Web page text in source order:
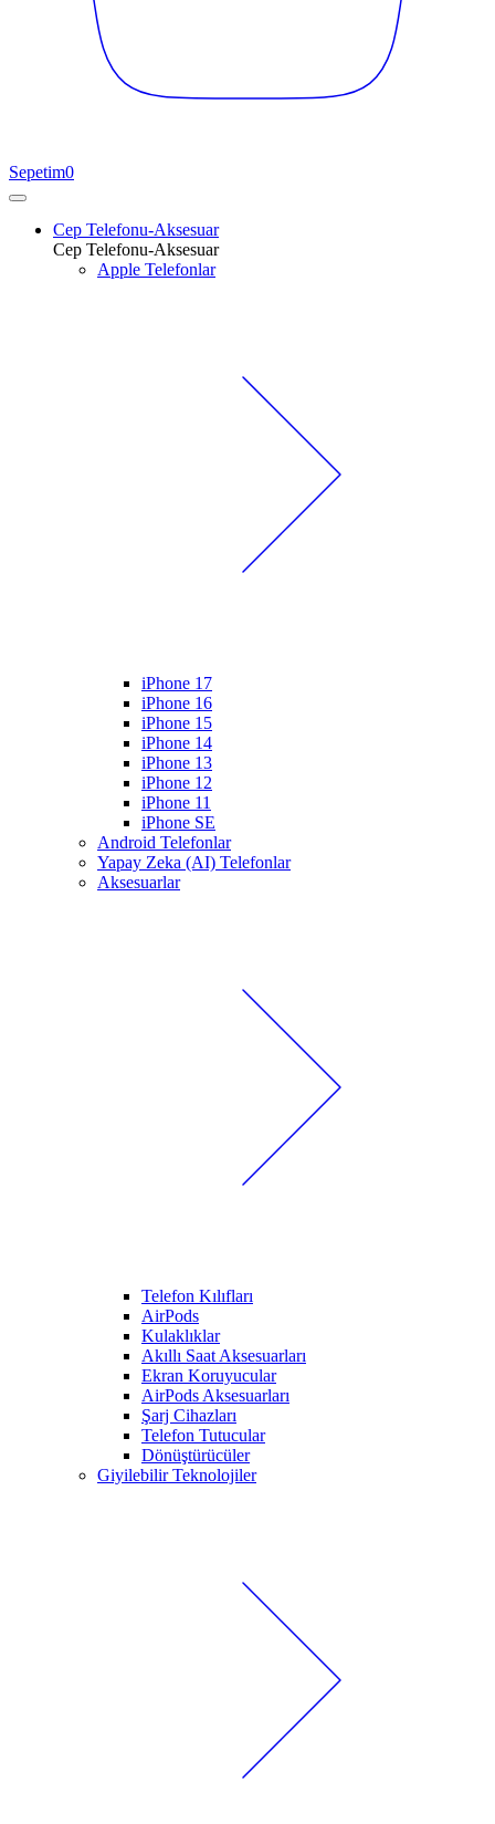
Sepetim0
Cep Telefonu-Aksesuar
Cep Telefonu-Aksesuar
Apple Telefonlar
iPhone 17
iPhone 16
iPhone 15
iPhone 14
iPhone 13
iPhone 12
iPhone 11
iPhone SE
Android Telefonlar
Yapay Zeka (AI) Telefonlar
Aksesuarlar
Telefon Kılıfları
AirPods
Kulaklıklar
Akıllı Saat Aksesuarları
Ekran Koruyucular
AirPods Aksesuarları
Şarj Cihazları
Telefon Tutucular
Dönüştürücüler
Giyilebilir Teknolojiler